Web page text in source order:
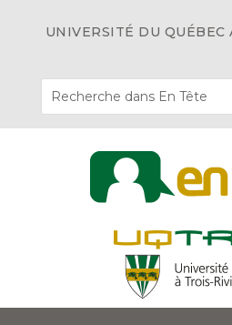
UNIVERSITÉ DU QUÉBEC